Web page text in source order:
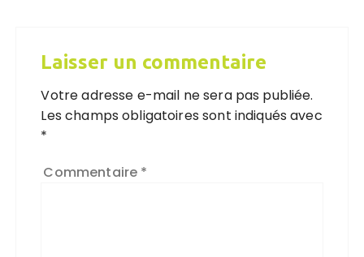
Laisser un commentaire
Votre adresse e-mail ne sera pas publiée.
Les champs obligatoires sont indiqués avec
*
Commentaire *